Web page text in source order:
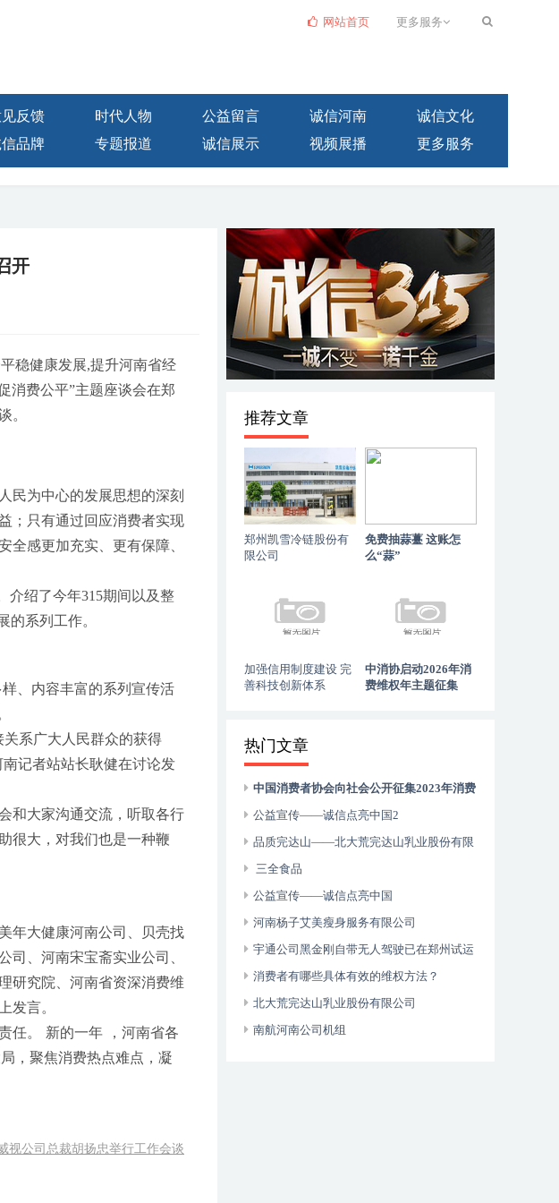
反馈 时代人物 公益留言 诚信河南
诚信文化
品牌 专题报道 诚信展示 视频展播 更多服务
网站首页 更多服务
开
稳健康发展,提升河南省经
消费公平”主题座谈会在郑
。
民为中心的发展思想的深刻
；只有通过回应消费者实现
全感更加充实、更有保障、
介绍了今年315期间以及整
的系列工作。
、内容丰富的系列宣传活
系广大人民群众的获得
记者站站长耿健在讨论发
和大家沟通交流，听取各行
很大，对我们也是一种鞭
年大健康河南公司、贝壳找
司、河南宋宝斋实业公司、
研究院、河南省资深消费维
发言。
任。 新的一年 ，河南省各
，聚焦消费热点难点，凝
视公司总裁胡扬忠举行工作会谈
推荐文章
郑州凯雪冷链股份有
限公司
免费抽蒜薹 这账怎
么“蒜”
加强信用制度建设 完
善科技创新体系
中消协启动2026年消
费维权年主题征集
热门文章
中国消费者协会向社会公开征集2023年消费
维权年主题
公益宣传——诚信点亮中国2
品质完达山——北大荒完达山乳业股份有限
公司三全食品
公益宣传——诚信点亮中国
河南杨子艾美瘦身服务有限公司
宇通公司黑金刚自带无人驾驶已在郑州试运
营消费者有哪些具体有效的维权方法？
北大荒完达山乳业股份有限公司
南航河南公司机组